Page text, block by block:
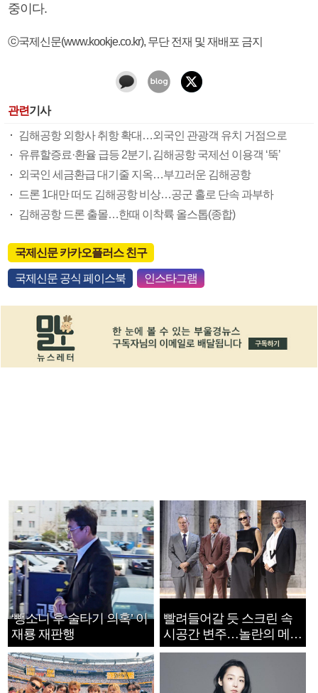
중이다.
ⓒ국제신문(www.kookje.co.kr), 무단 전재 및 재배포 금지
관련기사
김해공항 외항사 취항 확대…외국인 관광객 유치 거점으로
유류할증료·환율 급등 2분기, 김해공항 국제선 이용객 ‘뚝’
외국인 세금환급 대기줄 지옥…부끄러운 김해공항
드론 1대만 떠도 김해공항 비상…공군 홀로 단속 과부하
김해공항 드론 출몰…한때 이착륙 올스톱(종합)
국제신문 카카오플러스 친구
국제신문 공식 페이스북 인스타그램
‘뺑소니 후 술타기 의혹’ 이
재룡 재판행
빨려들어갈 듯 스크린 속
시공간 변주…놀란의 메시
지는 ‘전쟁 속죄’